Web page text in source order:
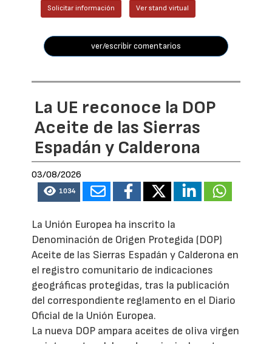
Solicitar información Ver stand virtual
ver/escribir comentarios
La UE reconoce la DOP
Aceite de las Sierras
Espadán y Calderona
03/08/2026
1034
La Unión Europea ha inscrito la
Denominación de Origen Protegida (DOP)
Aceite de las Sierras Espadán y Calderona en
el registro comunitario de indicaciones
geográficas protegidas, tras la publicación
del correspondiente reglamento en el Diario
Oficial de la Unión Europea.
La nueva DOP ampara aceites de oliva virgen